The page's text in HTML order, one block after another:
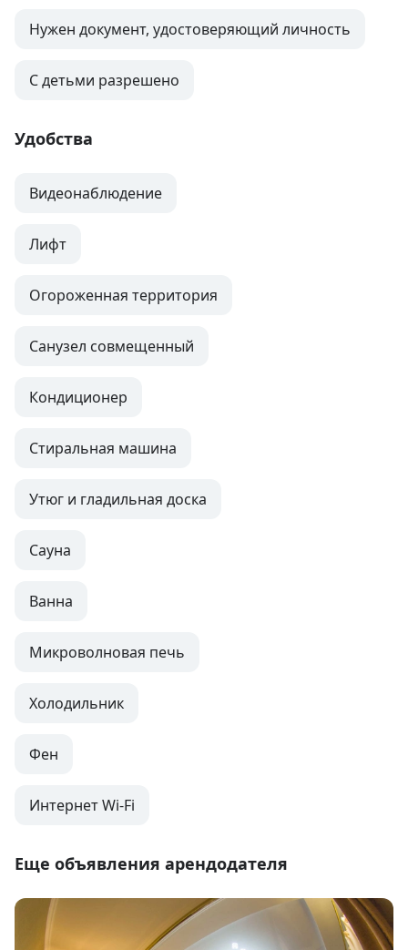
Нужен документ, удостоверяющий личность
С детьми разрешено
Удобства
Видеонаблюдение
Лифт
Огороженная территория
Санузел совмещенный
Кондиционер
Стиральная машина
Утюг и гладильная доска
Сауна
Ванна
Микроволновая печь
Холодильник
Фен
Интернет Wi-Fi
Еще объявления арендодателя